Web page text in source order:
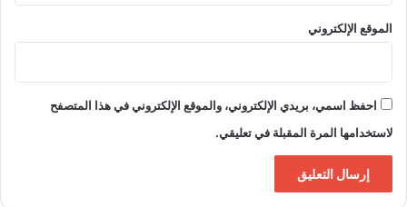
الموقع الإلكتروني
احفظ اسمي، بريدي الإلكتروني، والموقع الإلكتروني في هذا المتصفح
لاستخدامها المرة المقبلة في تعليقي.